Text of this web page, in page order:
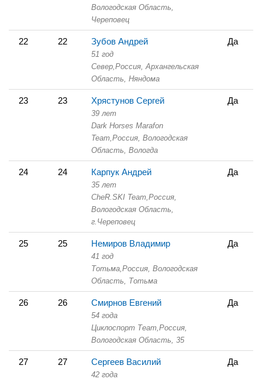
Вологодская Область,
Череповец
22 22 Зубов Андрей
51 год
Север, Россия, Архангельская
Область, Няндома
Да
23 23 Хрястунов Сергей
39 лет
Dark Horses Marafon
Team, Россия, Вологодская
Область, Вологда
Да
24 24 Карпук Андрей
35 лет
CheR.SKI Team, Россия,
Вологодская Область,
г.Череповец
Да
25 25 Немиров Владимир
41 год
Тотьма, Россия, Вологодская
Область,
Тотьма
Да
26 26 Смирнов Евгений
54 года
Циклоспорт Теаm, Россия,
Вологодская Область, 35
Да
27 27 Сергеев Василий
42 года
Да